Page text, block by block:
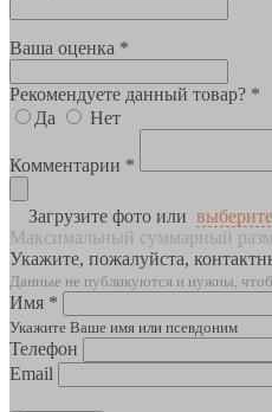
Ваша оценка *
Рекомендуете данный товар? *
Да
Нет
Комментарии *
Загрузите фото или
Максимальный суммарный
Укажите, пожалуйста,
Данные не публикуются и нужны,
Имя *
Укажите Ваше имя или псевдоним
Телефон
Email